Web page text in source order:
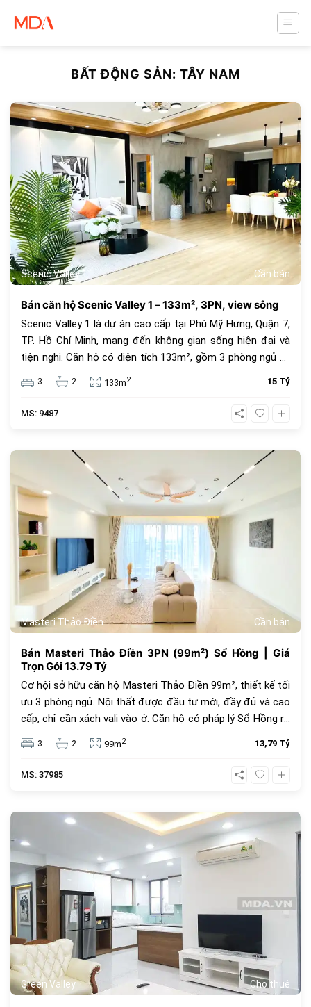
BẤT ĐỘNG SẢN: TÂY NAM
Scenic Valley 1 Cần bán
Bán căn hộ Scenic Valley 1 – 133m², 3PN, view sông
Scenic Valley 1 là dự án cao cấp tại Phú Mỹ Hưng, Quận 7,
TP. Hồ Chí Minh, mang đến không gian sống hiện đại và
tiện nghi. Căn hộ có diện tích 133m², gồm 3 phòng ngủ và
2 phòng tắm, phù hợp cho gia đình tìm kiếm sự thoải mái
và tiện lợi. Căn hộ được trang bị nội thất đầy đủ, thiết kế
sang trọng, hiện đại. Các ô cửa kính lớn giúp đón ánh sáng
là căn hộ nhà mới, đi kèm sổ hồng riêng, đảm bảo pháp lý
minh bạch và an toàn cho người mua. Tiện ích nội khu bao
gồm hồ bơi, phòng gym, khu vui chơi trẻ em, công viên
xanh và hệ thống an ninh 24/7. Vị trí thuận lợi, gần trường
quốc tế, trung tâm thương mại, nhà hàng và bệnh viện,
đáp ứng đầy đủ nhu cầu sinh hoạt. Giá bán: 15 tỷ đồng –
một lựa chọn lý tưởng để sở hữu căn hộ cao cấp tại khu
đô thị đáng sống nhất Sài Gòn.
3 2 133m2 15 Tỷ
MS: 9487
Masteri Thảo Điền Cần bán
Bán Masteri Thảo Điền 3PN (99m²) Sổ Hồng | Giá
Trọn Gói 13.79 Tỷ
Cơ hội sở hữu căn hộ Masteri Thảo Điền 99m², thiết kế tối
ưu 3 phòng ngủ. Nội thất được đầu tư mới, đầy đủ và cao
cấp, chỉ cần xách vali vào ở. Căn hộ có pháp lý Sổ Hồng rõ
ràng, giao dịch an toàn. Giá bán 13.79 tỷ đồng là giá trọn
gói, đã bao gồm tất cả các loại thuế, phí sang nhượng mà
người bán phải chịu. Vị trí đắc địa, kết nối Metro An Phú.
3 2 99m2 13,79 Tỷ
MS: 37985
Green Valley Cho thuê